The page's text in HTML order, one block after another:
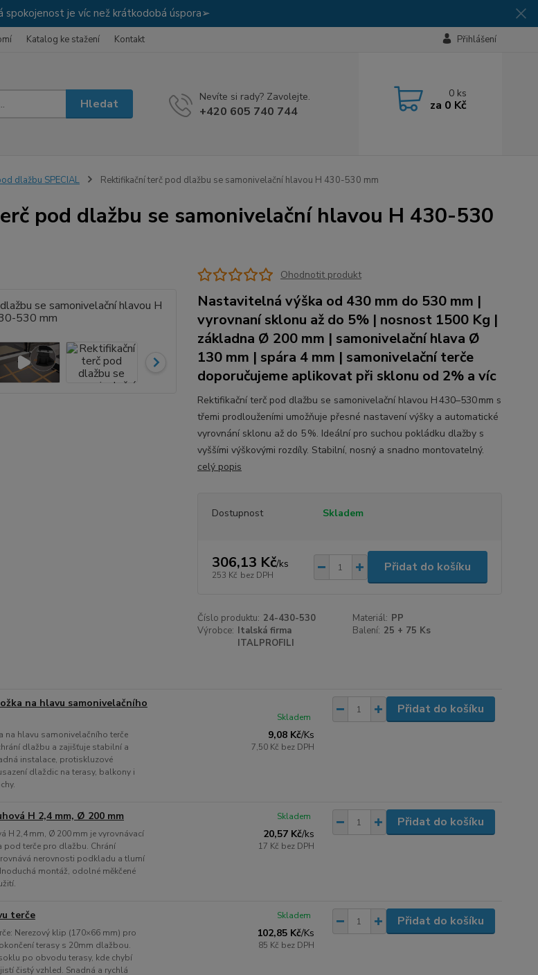
spokojenost je víc než krátkodobá úspora➢
Katalog ke stažení Kontakt Přihlášení
Hledat Nevíte si rady? Zavolejte.
+420 605 740 744
0 ks
za 0 Kč
dlažbu SPECIAL Rektifikační terč pod dlažbu se samonivelační hlavou H 430-530 mm
pod dlažbu se samonivelační hlavou H 430-530
Ohodnotit produkt
Nastavitelná výška od 430 mm do 530 mm |
vyrovnaní sklonu až do 5% | nosnost 1500 Kg |
základna Ø 200 mm | samonivelační hlava Ø
130 mm | spára 4 mm | samonivelační terče
doporučujeme aplikovat při sklonu od 2% a víc
Rektifikační terč pod dlažbu se samonivelační hlavou H 430–530 mm s
třemi prodlouženími umožňuje přesné nastavení výšky a automatické
vyrovnání sklonu až do 5 %. Ideální pro suchou pokládku dlažby s
vyššími výškovými rozdíly. Stabilní, nosný a snadno montovatelný.
celý popis
Dostupnost Skladem
306,13 Kč/ks
253 Kč bez DPH
Přidat do košíku
Číslo produktu: 24-430-530 Materiál: PP
Výrobce: Italská firma
ITALPROFILI
Balení: 25 + 75 Ks
na hlavu samonivelačního
hlavu samonivelačního terče
dlažbu a zajišťuje stabilní a
instalace, protiskluzové
dlaždic na terasy, balkony i
9,08 Kč/Ks
7,50 Kč bez DPH
Skladem
Přidat do košíku
H 2,4 mm, Ø 200 mm
H 2,4 mm, Ø 200 mm je vyrovnávací
pod terče pro dlažbu. Chrání
nerovnosti podkladu a tlumí
montáž, odolné měkčené
20,57 Kč/ks
17 Kč bez DPH
Skladem Přidat do košíku
terče
Nerezový klip (170×66 mm) pro
terasy s 20mm dlažbou.
po obvodu terasy, kde chybí
čistý vzhled. Snadná a rychlá
102,85 Kč/Ks
85 Kč bez DPH
Skladem Přidat do košíku